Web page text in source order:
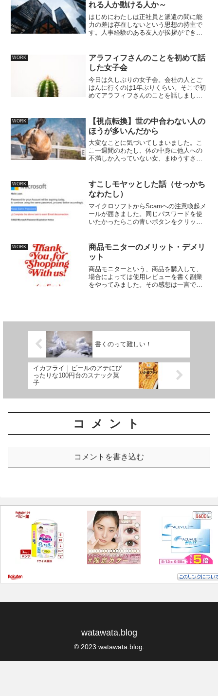
れる人か動ける人か～
はじめにわたしは正社員と派遣の間に能
力の差は存在しないという思想の持主で
す。人事経験のある友人が挨拶ができな
高級フレンチレストランにくる客層はし
ぼられるけど、コンビニに...
WORK
アラフィフさんのことを初めて話
した女子会
今日は久しぶりの女子会。会社の人とご
はんに行くのは1年ぶりくらい。そこで初
めてアラフィフさんのことを話しまし
アラフィフさんの求める答えを返せなか
ったようで、そこを境...
WORK
【視点転換】世の中合わない人の
ほうが多いんだから
大変なことに気づいてしまいました。こ
こ一週間のわたし、体の中身に他人への
不満しか入っていない女、まゆうすさん
し、それを誰かに共有して一緒に悪く言
ってほしくてたまらない…！...
WORK
すこしモヤッとした話（せっかち
なわたし）
マイクロソフトからScamへの注意喚起メ
ールが届きました。同じパスワードを使
いたかったらこの青いボタンをクリック
ルアドレスとパスワードの入力を求めら
れます。怪しさ満点な...
WORK
商品モニターのメリット・デメリ
ット
商品モニターという、商品を購入して、
場合によっては使用レビューを書く副業
をやってみました。その感想は一言で言
書くのって難しい！
イカフライ｜ビールのアテにぴ
ったりな100円台のスナック菓
子
コメント
コメントを書き込む
watawata.blog
© 2023 watawata.blog.